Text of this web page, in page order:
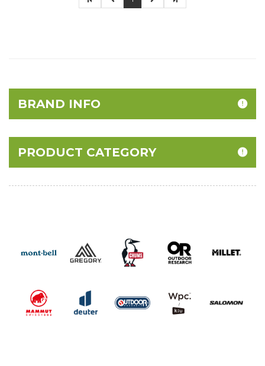
BRAND INFO
PRODUCT CATEGORY